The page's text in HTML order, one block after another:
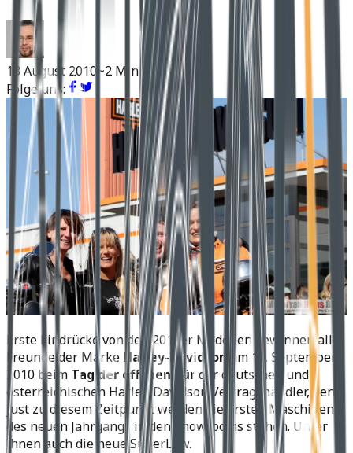
13 August 2010 ~2 Min Lesen
Folge uns:
Erste Eindrücke von den 2011er Modellen gewinnen alle
Freunde der Marke Harley-Davidson am 18. September
2010 beim Tag der offenen Türder deutschen und
österreichischen Harley-Davidson Vertragshändler, denn
just zu diesem Zeitpunkt werden die ersten Maschinen
des neuen Jahrgangs in den Showrooms stehen. Unter
ihnen auch die neue SuperLow.